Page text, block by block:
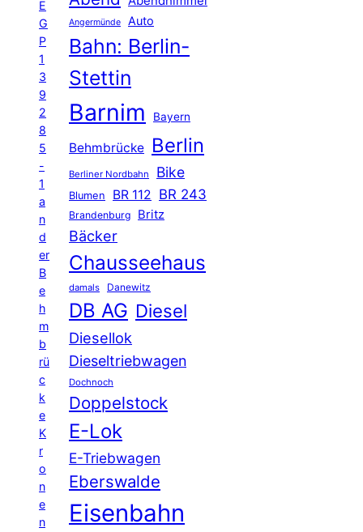
E
G
P
1
3
9
2
8
5
-
1
a
n
d
er
B
e
h
m
b
rü
c
k
e
K
r
o
n
e
n
Angermünde Auto
Bahn: Berlin-
Stettin
Barnim Bayern
Behmbrücke Berlin
Berliner Nordbahn Bike
Blumen BR 112 BR 243
Brandenburg Britz
Bäcker
Chausseehaus
damals Danewitz
DB AG Diesel
Diesellok
Dieseltriebwagen
Dochnoch
Doppelstock
E-Lok
E-Triebwagen
Eberswalde
Eisenbahn